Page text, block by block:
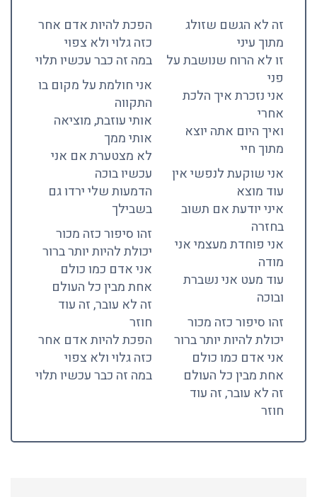
זה לא הגשם שזולג
מתוך עיני
זו לא הרוח שנושבת על
פני
אני נזכרת איך הלכת
אחרי
ואיך היום אתה יוצא
מתוך חיי
אני שוקעת לנפשי אין
עוד מוצא
איני יודעת אם תשוב
בחזרה
אני פוחדת מעצמי אני
מודה
עוד מעט אני נשברת
ובוכה
זהו סיפור כזה מכור
יכולת להיות יותר ברור
אני אדם כמו כולם
אחת מבין כל העולם
זה לא עובר, זה עוד
חוזר
הפכת להיות אדם אחר
כזה גלוי ולא צפוי
במה זה כבר עכשיו תלוי
אני חולמת על מקום בו
התקווה
אותי עוזבת, מוציאה
אותי ממך
לא מצטערת אם אני
עכשיו בוכה
הדמעות שלי ירדו גם
בשבילך
זהו סיפור כזה מכור
יכולת להיות יותר ברור
אני אדם כמו כולם
אחת מבין כל העולם
זה לא עובר, זה עוד
חוזר
הפכת להיות אדם אחר
כזה גלוי ולא צפוי
במה זה כבר עכשיו תלוי